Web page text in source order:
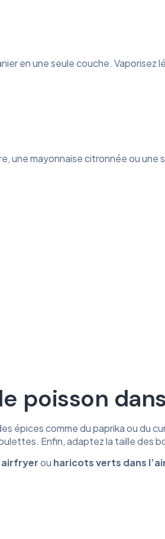
en une seule couche.
une mayonnaise citronnée ou
poisson
épices comme du paprika ou du
Enfin, adaptez la taille des
ou haricotsverts dans